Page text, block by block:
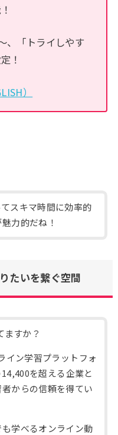
、「トライしやす
！
）
スキマ時間に効率的
力的だね！
いを繋ぐ空間
ますか？
イン学習プラットフォ
を超える企業と
からの信頼を得てい
学べるオンライン動